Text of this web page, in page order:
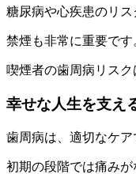
糖尿病や心疾患のリ
禁煙も非常に重要です
喫煙者の歯周病リスク
幸せな人生を支え
歯周病は、適切なケア
初期の段階では痛み